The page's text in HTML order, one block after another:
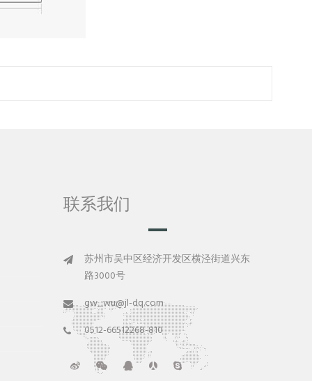
联系我们
苏州市吴中区经济开发区横泾街道兴东
路3000号
gw_wu@jl-dq.com
0512-66512268-810